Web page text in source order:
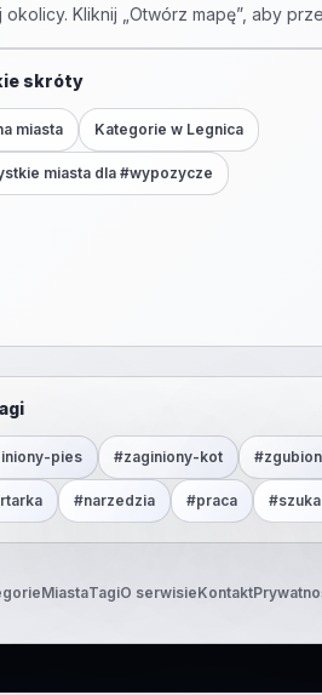
okolicy. Kliknij „Otwórz mapę”, aby
skróty
miasta Kategorie w Legnica
miasta dla #wypozycze
pies #zaginiony-kot #
#narzedzia #praca #
MiastaTagiO serwisieKontakt